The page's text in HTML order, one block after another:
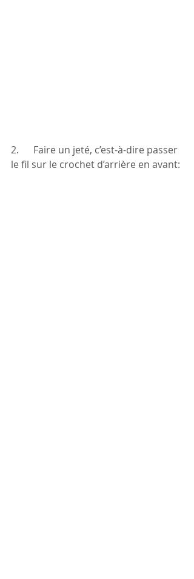
2.      Faire un jeté, c’est-à-dire passer
le fil sur le crochet d’arrière en avant: